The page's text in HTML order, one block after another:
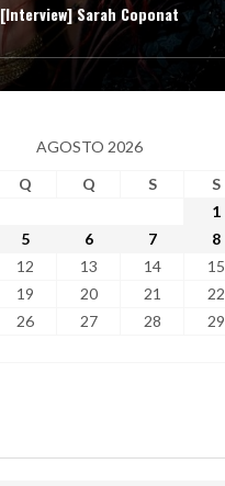
[Interview] Sarah Coponat
AGOSTO 2026
Q Q S S
1
5 6 7 8
12 13 14 15
19 20 21 22
26 27 28 29